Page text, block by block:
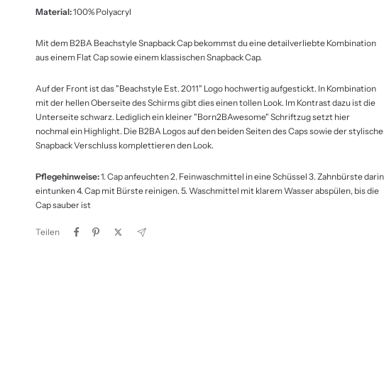
Material:100% Polyacryl
Mit dem B2BA Beachstyle Snapback Cap bekommst du eine detailverliebte Kombination
aus einem Flat Cap sowie einem klassischen Snapback Cap.
Auf der Front ist das "Beachstyle Est. 2011" Logo hochwertig aufgestickt. In Kombination
mit der hellen Oberseite des Schirms gibt dies einen tollen Look. Im Kontrast dazu ist die
Unterseite schwarz. Lediglich ein kleiner "Born2BAwesome" Schriftzug setzt hier
nochmal ein Highlight. Die B2BA Logos auf den beiden Seiten des Caps sowie der stylische
Snapback Verschluss komplettieren den Look.
Pflegehinweise:1. Cap anfeuchten 2. Feinwaschmittel in eine Schüssel 3. Zahnbürste darin
eintunken 4. Cap mit Bürste reinigen. 5. Waschmittel mit klarem Wasser abspülen, bis die
Cap sauber ist
Teilen